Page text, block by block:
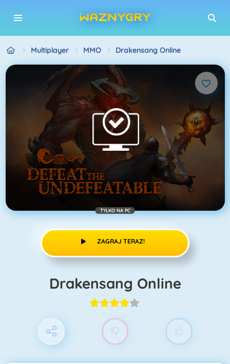
Multiplayer MMO Drakensang Online
TYLKO NA PC
ZAGRAJ TERAZ!
Drakensang Online